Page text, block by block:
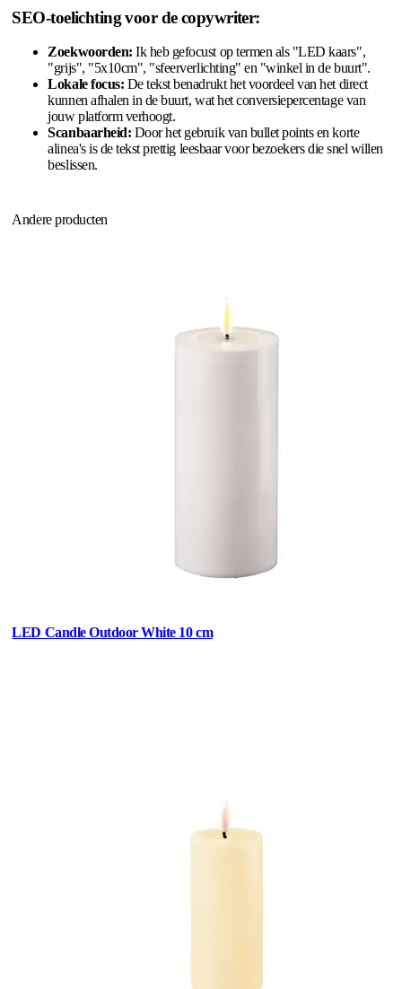
SEO-toelichting voor de copywriter:
Zoekwoorden: Ik heb gefocust op termen als "LED kaars",
"grijs", "5x10cm", "sfeerverlichting" en "winkel in de buurt".
Lokale focus: De tekst benadrukt het voordeel van het direct
kunnen afhalen in de buurt, wat het conversiepercentage van
jouw platform verhoogt.
Scanbaarheid: Door het gebruik van bullet points en korte
alinea's is de tekst prettig leesbaar voor bezoekers die snel willen
beslissen.
Andere producten
LED Candle Outdoor White 10 cm